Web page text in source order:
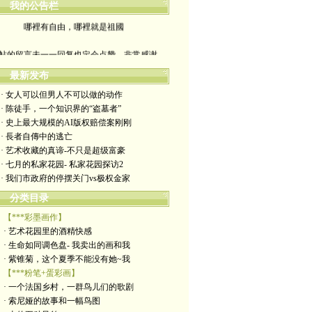
我的公告栏
哪裡有自由，哪裡就是祖國
yimengling53@yahoo.com
有意收藏者请私信我，感谢一贯支持
政治转载不一定代表本人意见
艺术博客：https://yimengl.blog
目录中标注星号的为本人艺术原创
最新发布
· 女人可以但男人不可以做的动作
· 陈徒手，一个知识界的“盗墓者”
· 史上最大规模的AI版权赔偿案刚刚
· 長者自傳中的逃亡
· 艺术收藏的真谛-不只是超级富豪
· 七月的私家花园- 私家花园探访2
· 我们市政府的停摆关门vs极权金家
分类目录
【***彩墨画作】
· 艺术花园里的酒精快感
· 生命如同调色盘- 我卖出的画和我
· 紫锥菊，这个夏季不能没有她~我
【***粉笔+蛋彩画】
· 一个法国乡村，一群鸟儿们的歌剧
· 索尼娅的故事和一幅鸟图